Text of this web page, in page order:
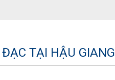
TẠI HẬU GIANG